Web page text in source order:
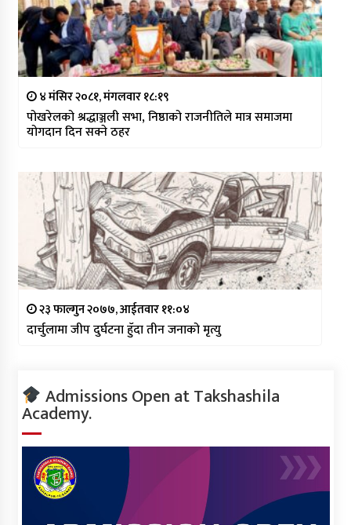
४ मंसिर २०८१, मंगलवार १८:१९
पोखरेलको श्रद्धाञ्जली सभा, निष्ठाको राजनीतिले मात्र समाजमा
योगदान दिन सक्ने ठहर
२३ फाल्गुन २०७७, आईतवार ११:०४
दार्चुलामा जीप दुर्घटना हुँदा तीन जनाको मृत्यु
Admissions Open at Takshashila
Academy.